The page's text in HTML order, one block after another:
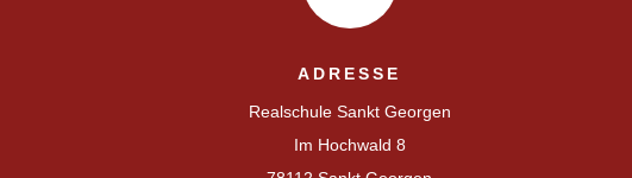
ADRESSE
Realschule Sankt Georgen
Im Hochwald 8